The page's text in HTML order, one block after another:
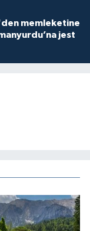
memleketine
jest